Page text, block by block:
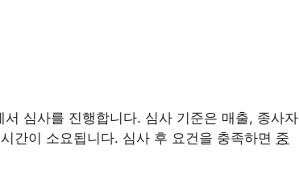
심사를 진행합니다. 심사 기준은 매출, 종사자
간이 소요됩니다. 심사 후 요건을 충족하면 중